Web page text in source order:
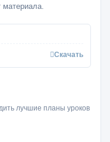
материала.
Скачать
лучшие планы уроков